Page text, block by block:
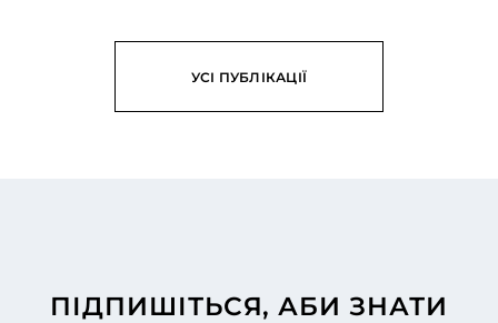
УСІ ПУБЛІКАЦІЇ
ПІДПИШІТЬСЯ, АБИ ЗНАТИ